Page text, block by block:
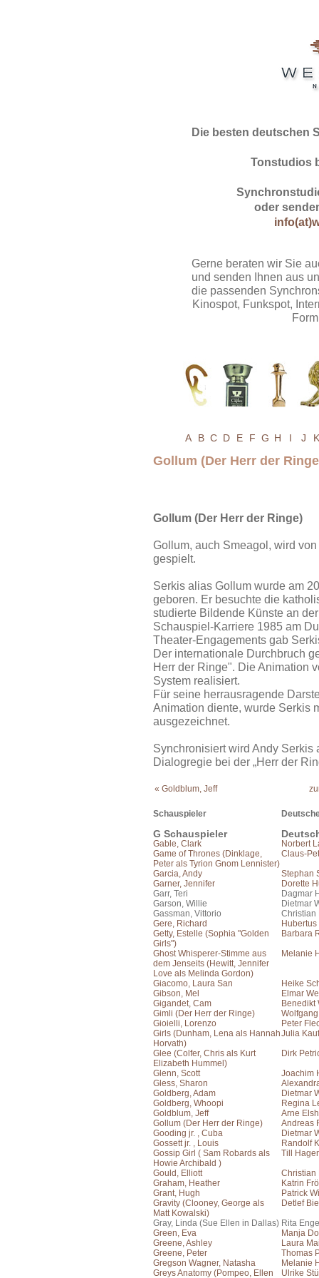
Die besten deutschen
Tonstudios
oder
Gerne beraten wir Sie
und senden Ihnen aus
die passenden
Kinospot, Funkspot,
A B C D E F G H I J K
Gollum (Der Herr der
Gollum (Der Herr der Ringe)
Gollum, auch Smeagol, wird
gespielt.
Serkis alias Gollum wurde am
geboren. Er besuchte die
studierte Bildende Künste an
Schauspiel-Karriere 1985 am
Theater-Engagements gab
Der internationale Durchbruch
Herr der Ringe". Die Animation
System realisiert.
Für seine herrausragende
Animation diente, wurde Serkis
ausgezeichnet.
Synchronisiert wird Andy
Dialogregie bei der „Herr der
« Goldblum, Jeff
Schauspieler
G Schauspieler
Gable, Clark
Norbert
Game of Thrones (Dinklage,
Peter als Tyrion Gnom Lennister)
Claus-
Garcia, Andy
Stephan
Garner, Jennifer
Dorette
Garr, Teri
Dagmar
Garson, Willie
Dietmar
Gassman, Vittorio
Christian
Gere, Richard
Getty, Estelle (Sophia "Golden
Girls")
Barbara
Ghost Whisperer-Stimme aus
dem Jenseits (Hewitt, Jennifer
Love als Melinda Gordon)
Melanie
Giacomo, Laura San
Heike
Gibson, Mel
Elmar
Gigandet, Cam
Benedikt
Gimli (Der Herr der Ringe)
Gioielli, Lorenzo
Peter
Girls (Dunham, Lena als Hannah
Horvath)
Julia
Glee (Colfer, Chris als Kurt
Elizabeth Hummel)
Dirk
Glenn, Scott
Joachim
Gless, Sharon
Goldberg, Adam
Dietmar
Goldberg, Whoopi
Regina
Goldblum, Jeff
Arne
Gollum (Der Herr der Ringe)
Andreas
Gooding jr. , Cuba
Dietmar
Gossett jr. , Louis
Randolf
Gossip Girl ( Sam Robards als
Howie Archibald )
Till
Gould, Elliott
Christian
Graham, Heather
Katrin
Grant, Hugh
Patrick
Gravity (Clooney, George als
Matt Kowalski)
Detlef
Gray, Linda (Sue Ellen in Dallas) Rita
Green, Eva
Manja
Greene, Ashley
Laura
Greene, Peter
Thomas
Gregson Wagner, Natasha
Melanie
Greys Anatomy (Pompeo, Ellen
Ulrike